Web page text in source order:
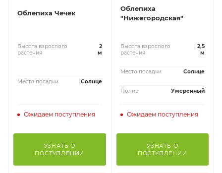
Облепиха Чечек
Высота взрослого
растения
2
м
Место посадки Солнце
Ожидаем поступления
УЗНАТЬ О
ПОСТУПЛЕНИИ
Облепиха
"Нижегородская"
Высота взрослого
растения
2,5
м
Место посадки Солнце
Полив Умеренный
Ожидаем поступления
УЗНАТЬ О
ПОСТУПЛЕНИИ